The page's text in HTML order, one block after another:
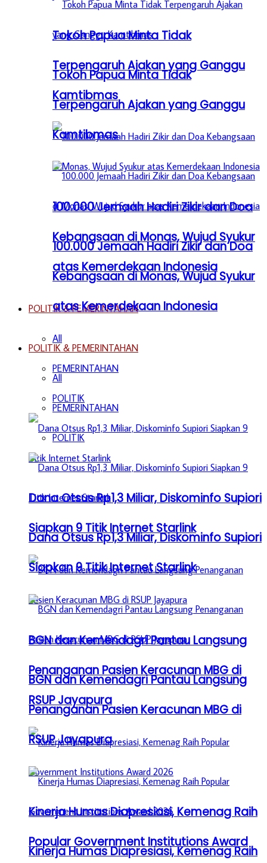
Tokoh Papua Minta Tidak
Terpengaruh Ajakan yang Ganggu
Kamtibmas
100.000 Jemaah Hadiri Zikir dan Doa
Kebangsaan di Monas, Wujud Syukur
atas Kemerdekaan Indonesia
POLITIK & PEMERINTAHAN
All
PEMERINTAHAN
POLITIK
Dana Otsus Rp1,3 Miliar, Diskominfo Supiori
Siapkan 9 Titik Internet Starlink
BGN dan Kemendagri Pantau Langsung
Penanganan Pasien Keracunan MBG di
RSUP Jayapura
Kinerja Humas Diapresiasi, Kemenag Raih
Popular Government Institutions Award
Tokoh Papua Minta Tidak
Terpengaruh Ajakan yang Ganggu
Kamtibmas
100.000 Jemaah Hadiri Zikir dan Doa
Kebangsaan di Monas, Wujud Syukur
atas Kemerdekaan Indonesia
POLITIK & PEMERINTAHAN
All
PEMERINTAHAN
POLITIK
Dana Otsus Rp1,3 Miliar, Diskominfo Supiori
Siapkan 9 Titik Internet Starlink
BGN dan Kemendagri Pantau Langsung
Penanganan Pasien Keracunan MBG di
RSUP Jayapura
Kinerja Humas Diapresiasi, Kemenag Raih